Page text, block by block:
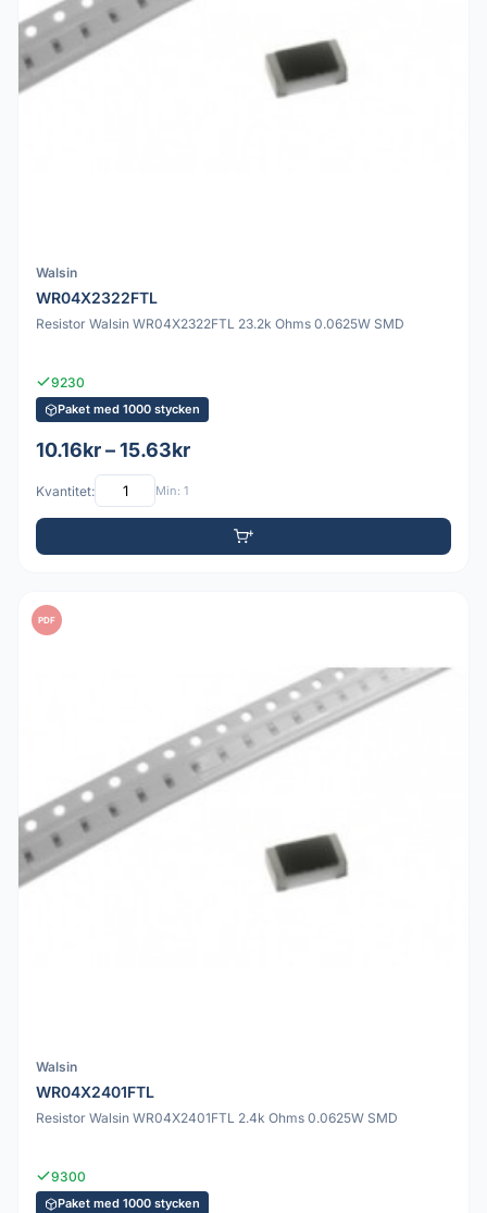
Walsin
WR04X2322FTL
Resistor Walsin WR04X2322FTL 23.2k Ohms 0.0625W SMD
9230
Paket med 1000 stycken
10.16kr – 15.63kr
Kvantitet: Min: 1
PDF
Walsin
WR04X2401FTL
Resistor Walsin WR04X2401FTL 2.4k Ohms 0.0625W SMD
9300
Paket med 1000 stycken